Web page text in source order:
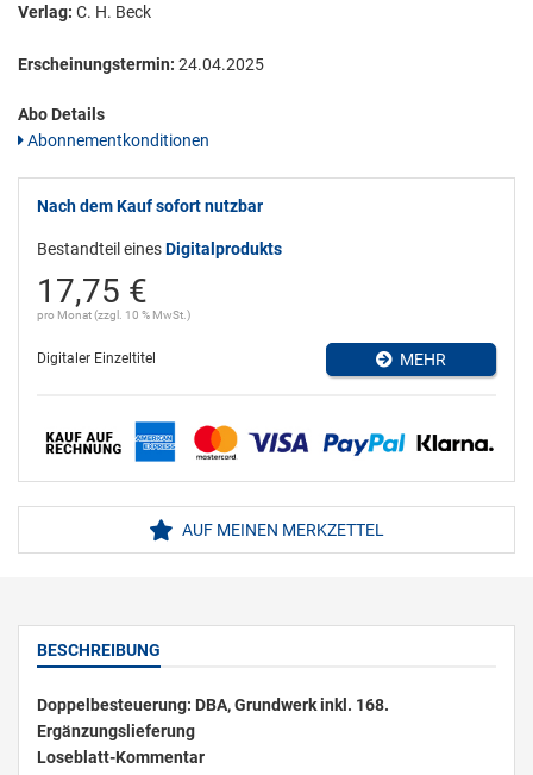
Verlag: C. H. Beck
Erscheinungstermin: 24.04.2025
Abo Details
Abonnementkonditionen
Nach dem Kauf sofort nutzbar
Bestandteil einesDigitalprodukts
17,75 €
pro Monat (zzgl. 10 % MwSt.)
Digitaler Einzeltitel MEHR
AUF MEINEN MERKZETTEL
BESCHREIBUNG
Doppelbesteuerung: DBA, Grundwerk inkl. 168.
Ergänzungslieferung
Loseblatt-Kommentar